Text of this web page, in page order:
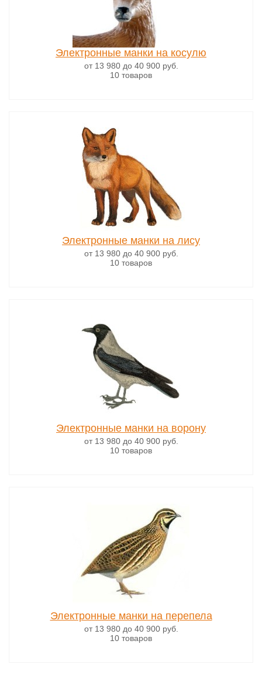
Электронные манки на косулю
от 13 980до 40 900руб.
10 товаров
Электронные манки на лису
от 13 980до 40 900руб.
10 товаров
Электронные манки на ворону
от 13 980до 40 900руб.
10 товаров
Электронные манки на перепела
от 13 980до 40 900руб.
10 товаров